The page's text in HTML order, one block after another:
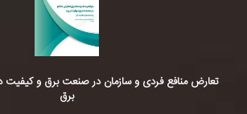
تعارض منافع فردی و سازمان در صنعت برق و کیفیت
برق